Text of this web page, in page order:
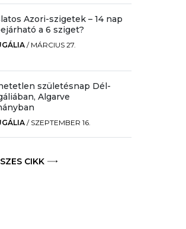
Azori-szigetek – 14 nap
a 6 sziget?
/ MÁRCIUS 27.
születésnap Dél-
Algarve
/ SZEPTEMBER 16.
CIKK